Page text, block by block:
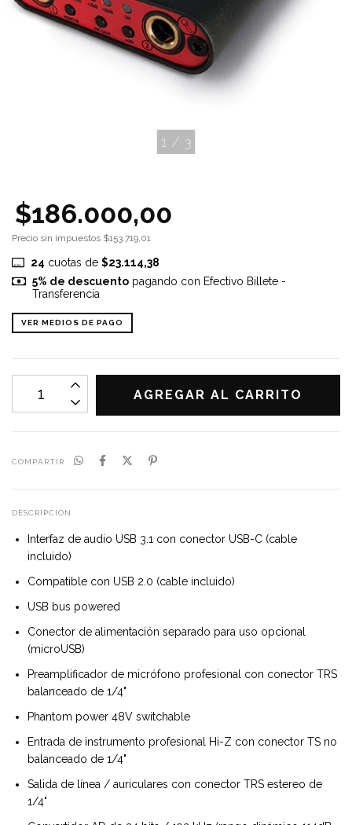
1 / 3
$186.000,00
Precio sin impuestos $153.719,01
24 cuotas de $23.114,38
5% de descuentopagando con Efectivo Billete -
Transferencia
VER MEDIOS DE PAGO
COMPARTIR
DESCRIPCIÓN
Interfaz de audio USB 3.1 con conector USB-C (cable
incluido)
Compatible con USB 2.0 (cable incluido)
USB bus powered
Conector de alimentación separado para uso opcional
(microUSB)
Preamplificador de micrófono profesional con conector TRS
balanceado de 1/4"
Phantom power 48V switchable
Entrada de instrumento profesional Hi-Z con conector TS no
balanceado de 1/4"
Salida de línea / auriculares con conector TRS estereo de
1/4"